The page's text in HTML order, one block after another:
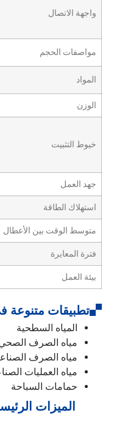
واجهة الاتصال
مواصفات الحجم
المواد
الوزن
خيوط التثبيت
جهد العمل
استهلاك الطاقة
متوسط الوقت بين الأعطال
فترة المعايرة
بيئة العمل
تطبيقات متنوعة
المياه السطحية
مياه الصرف الصحي
مياه الصرف
مياه العمليات
حمامات السباحة
الميزات